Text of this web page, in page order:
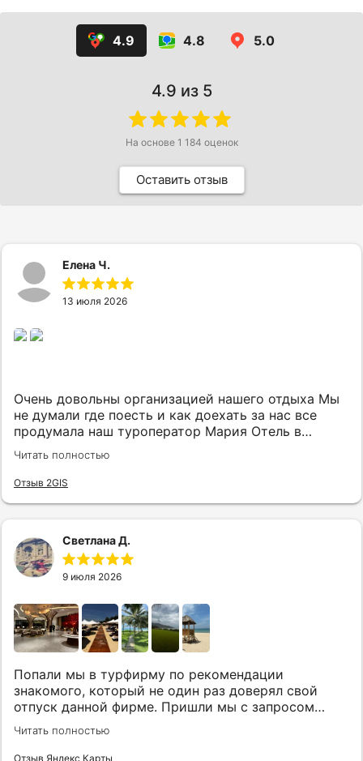
4.9 4.8 5.0
4.9 из 5
На основе 1 184 оценок
Оставить отзыв
Елена Ч.
13 июля 2026
Очень довольны организацией нашего отдыха Мы
не думали где поесть и как доехать за нас все
продумала наш туроператор Мария Отель в
котором мы жили находится в тихом месте в
шаговой доступности большое количество
достопримечательностей и мест где можно
Читать полностью
Отзыв 2GIS
Светлана Д.
9 июля 2026
Попали мы в турфирму по рекомендации
знакомого, который не один раз доверял свой
отпуск данной фирме. Пришли мы с запросом
«хочу то, не знаю что», было несколько
направлений, но куда точно хотим, представления
не имели. Нашим агентом была Юлия. Она сразу
Читать полностью
Отзыв Яндекс Карты